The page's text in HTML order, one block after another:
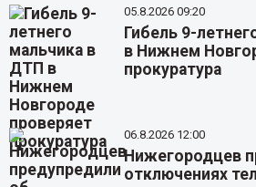
05.8.2026 09:20
Гибель 9-
в Нижнем
прокуратура
06.8.2026 12:00
Нижегородцев
отключениях